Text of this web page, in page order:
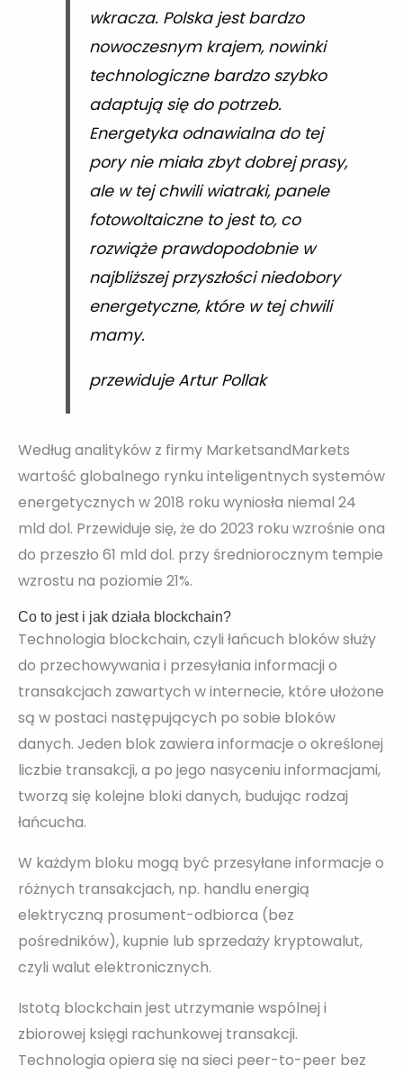
wkracza. Polska jest bardzo
nowoczesnym krajem, nowinki
technologiczne bardzo szybko
adaptują się do potrzeb.
Energetyka odnawialna do tej
pory nie miała zbyt dobrej prasy,
ale w tej chwili wiatraki, panele
fotowoltaiczne to jest to, co
rozwiąże prawdopodobnie w
najbliższej przyszłości niedobory
energetyczne, które w tej chwili
mamy.
przewiduje Artur Pollak
Według analityków z firmy MarketsandMarkets
wartość globalnego rynku inteligentnych systemów
energetycznych w 2018 roku wyniosła niemal 24
mld dol. Przewiduje się, że do 2023 roku wzrośnie ona
do przeszło 61 mld dol. przy średniorocznym tempie
wzrostu na poziomie 21%.
Co to jest i jak działa blockchain?
Technologia blockchain, czyli łańcuch bloków służy
do przechowywania i przesyłania informacji o
transakcjach zawartych w internecie, które ułożone
są w postaci następujących po sobie bloków
danych. Jeden blok zawiera informacje o określonej
liczbie transakcji, a po jego nasyceniu informacjami,
tworzą się kolejne bloki danych, budując rodzaj
łańcucha.
W każdym bloku mogą być przesyłane informacje o
różnych transakcjach, np. handlu energią
elektryczną prosument-odbiorca (bez
pośredników), kupnie lub sprzedaży kryptowalut,
czyli walut elektronicznych.
Istotą blockchain jest utrzymanie wspólnej i
zbiorowej księgi rachunkowej transakcji.
Technologia opiera się na sieci peer-to-peer bez